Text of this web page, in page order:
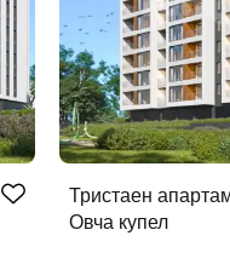
Тристаен
Овча купел